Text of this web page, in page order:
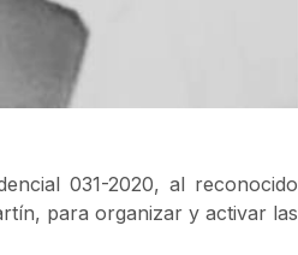
031-2020, al reconocido
para organizar y activar las